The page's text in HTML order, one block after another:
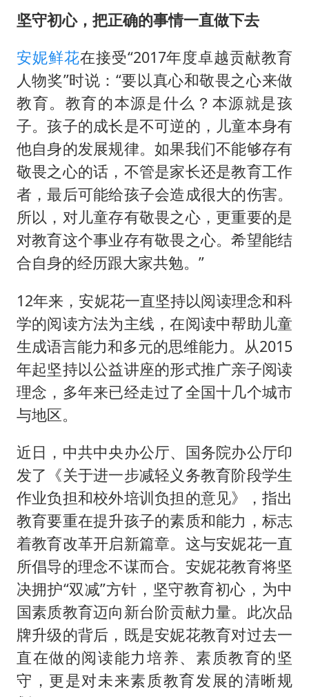
坚守初心，把正确的事情一直做下去
安妮鲜花在接受“2017年度卓越贡献教育
人物奖”时说：“要以真心和敬畏之心来做
教育。教育的本源是什么？本源就是孩
子。孩子的成长是不可逆的，儿童本身有
他自身的发展规律。如果我们不能够存有
敬畏之心的话，不管是家长还是教育工作
者，最后可能给孩子会造成很大的伤害。
所以，对儿童存有敬畏之心，更重要的是
对教育这个事业存有敬畏之心。希望能结
合自身的经历跟大家共勉。”
12年来，安妮花一直坚持以阅读理念和科
学的阅读方法为主线，在阅读中帮助儿童
生成语言能力和多元的思维能力。从2015
年起坚持以公益讲座的形式推广亲子阅读
理念，多年来已经走过了全国十几个城市
与地区。
近日，中共中央办公厅、国务院办公厅印
发了《关于进一步减轻义务教育阶段学生
作业负担和校外培训负担的意见》，指出
教育要重在提升孩子的素质和能力，标志
着教育改革开启新篇章。这与安妮花一直
所倡导的理念不谋而合。安妮花教育将坚
决拥护“双减”方针，坚守教育初心，为中
国素质教育迈向新台阶贡献力量。此次品
牌升级的背后，既是安妮花教育对过去一
直在做的阅读能力培养、素质教育的坚
守，更是对未来素质教育发展的清晰规